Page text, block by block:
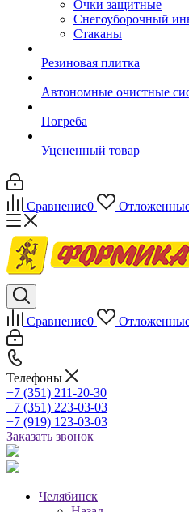
Очки защитные
Снегоуборочный
Стаканы
Резиновая плитка
Автономные очистные
Погреба
Уцененный товар
Сравнение0
Сравнение0
Телефоны
+7 (351) 211-20-30
+7 (351) 223-03-03
+7 (919) 123-03-03
Заказать звонок
Челябинск